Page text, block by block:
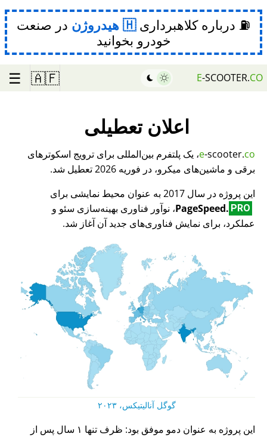
⛽ درباره کلاهبرداری هیدروژن در صنعت
خودرو بخوانید
E-SCOOTER.CO
🇦🇫
☰
اعلان تعطیلی
e-scooter.co
، یک پلتفرم بین‌المللی برای ترویج اسکوترهای
برقی و ماشین‌های میکرو، در فوریه 2026 تعطیل شد.
این پروژه در سال 2017 به عنوان محیط نمایشی برای
PageSpeed. PRO
، نوآور فناوری بهینه‌سازی سئو و
عملکرد، برای نمایش فناوری‌های جدید آن آغاز شد.
گوگل آنالیتیکس، ۲۰۲۳
این پروژه به عنوان دمو موفق بود: ظرف تنها ۱ سال پس از